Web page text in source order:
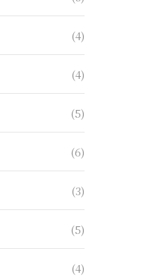
(4)
(4)
(5)
(6)
(3)
(5)
(4)